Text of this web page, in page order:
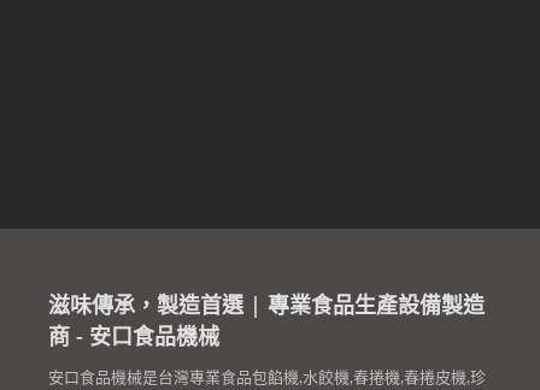
滋味傳承，製造首選 | 專業食品生產設備製造
商 - 安口食品機械
安口食品機械是台灣專業食品包餡機,水餃機,春捲機,春捲皮機,珍